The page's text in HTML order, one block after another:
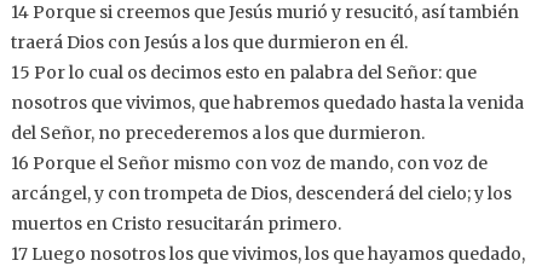
14 Porque si creemos que Jesús murió y resucitó, así también
traerá Dios con Jesús a los que durmieron en él.
15 Por lo cual os decimos esto en palabra del Señor: que
nosotros que vivimos, que habremos quedado hasta la venida
del Señor, no precederemos a los que durmieron.
16 Porque el Señor mismo con voz de mando, con voz de
arcángel, y con trompeta de Dios, descenderá del cielo; y los
muertos en Cristo resucitarán primero.
17 Luego nosotros los que vivimos, los que hayamos quedado,